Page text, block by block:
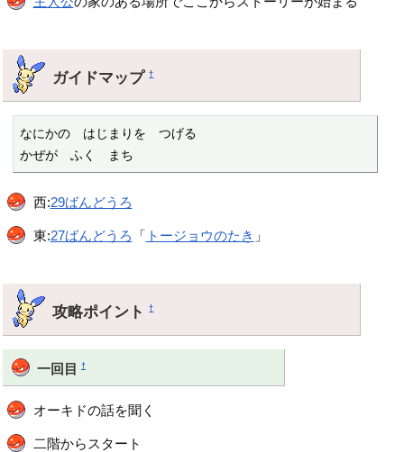
ガイドマップ†
なにかの　はじまりを　つげる
かぜが　ふく　まち
西:29ばんどうろ
東:27ばんどうろ 「 トージョウのたき 」
攻略ポイント†
一回目 †
オーキドの話を聞く
二階からスタート